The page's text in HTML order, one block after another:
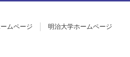
明治大学ホームページ
ムページ